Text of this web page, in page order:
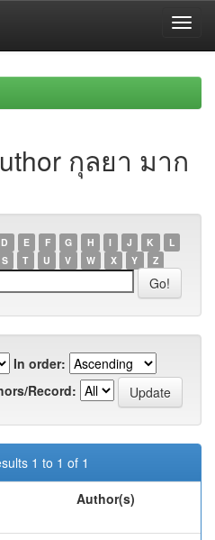
กุลยา มาก
D E F G H I J K
L
S T U V W X Y Z
In order:
Record:
1 to 1 of 1
Author(s)